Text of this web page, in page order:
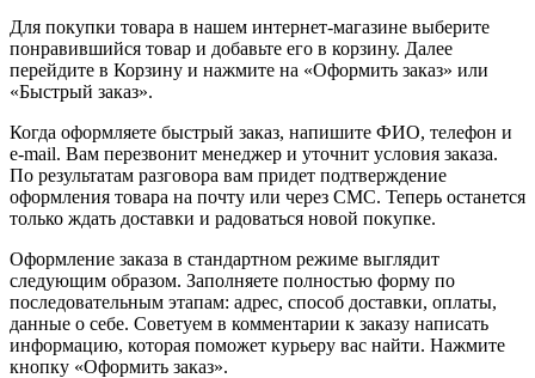
Для покупки товара в нашем интернет-магазине выберите
понравившийся товар и добавьте его в корзину. Далее
перейдите в Корзину и нажмите на «Оформить заказ» или
«Быстрый заказ».
Когда оформляете быстрый заказ, напишите ФИО, телефон и
e-mail. Вам перезвонит менеджер и уточнит условия заказа.
По результатам разговора вам придет подтверждение
оформления товара на почту или через СМС. Теперь останется
только ждать доставки и радоваться новой покупке.
Оформление заказа в стандартном режиме выглядит
следующим образом. Заполняете полностью форму по
последовательным этапам: адрес, способ доставки, оплаты,
данные о себе. Советуем в комментарии к заказу написать
информацию, которая поможет курьеру вас найти. Нажмите
кнопку «Оформить заказ».